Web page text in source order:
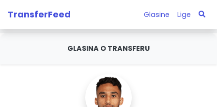
TransferFeed Glasine Lige
GLASINA O TRANSFERU